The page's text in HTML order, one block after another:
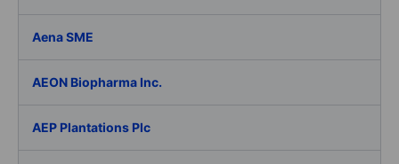
Aena SME
AEON Biopharma Inc.
AEP Plantations Plc